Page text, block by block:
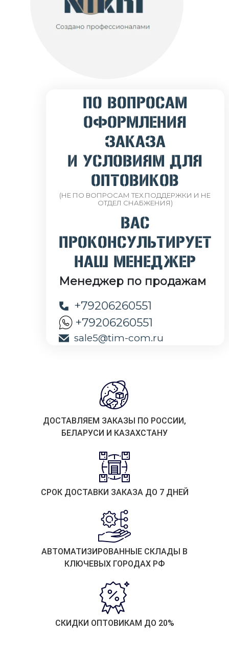
ПО ВОПРОСАМ
ОФОРМЛЕНИЯ
ЗАКАЗА
И УСЛОВИЯМ ДЛЯ
ОПТОВИКОВ
(НЕ ПО ВОПРОСАМ ТЕХ.ПОДДЕРЖКИ И НЕ
ОТДЕЛ СНАБЖЕНИЯ)
ВАС
ПРОКОНСУЛЬТИРУЕТ
НАШ МЕНЕДЖЕР
Менеджер по продажам
+79206260551
+79206260551
sale5@tim-com.ru
ДОСТАВЛЯЕМ ЗАКАЗЫ ПО РОССИИ,
БЕЛАРУСИ И КАЗАХСТАНУ
СРОК ДОСТАВКИ ЗАКАЗА ДО 7 ДНЕЙ
АВТОМАТИЗИРОВАННЫЕ СКЛАДЫ В
КЛЮЧЕВЫХ ГОРОДАХ РФ
СКИДКИ ОПТОВИКАМ ДО 20%